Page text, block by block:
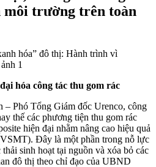
môi trường trên toàn
hóa công tác thu gom rác
– Phó Tổng Giám đốc Urenco, công
thế các phương tiện thu gom rác
hiện đại nhằm nâng cao hiệu quả
Đây là một phần trong nỗ lực
sinh hoạt tại nguồn và xóa bỏ các
đô thị theo chỉ đạo của UBND